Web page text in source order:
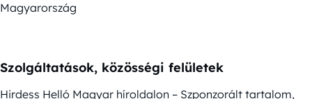
Magyarország
Szolgáltatások, közösségi felületek
Hirdess Helló Magyar híroldalon – Szponzorált tartalom,